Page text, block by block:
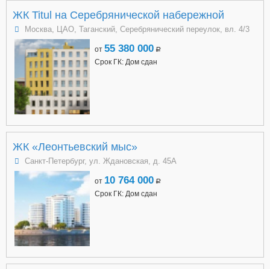
ЖК Titul на Серебрянической набережной
Москва, ЦАО, Таганский, Серебрянический переулок, вл. 4/3
от 55 380 000 a
Срок ГК: Дом сдан
ЖК «Леонтьевский мыс»
Санкт-Петербург, ул. Ждановская, д. 45А
от 10 764 000 a
Срок ГК: Дом сдан